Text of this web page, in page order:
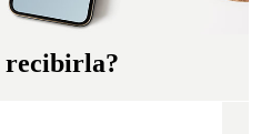
recibirla?